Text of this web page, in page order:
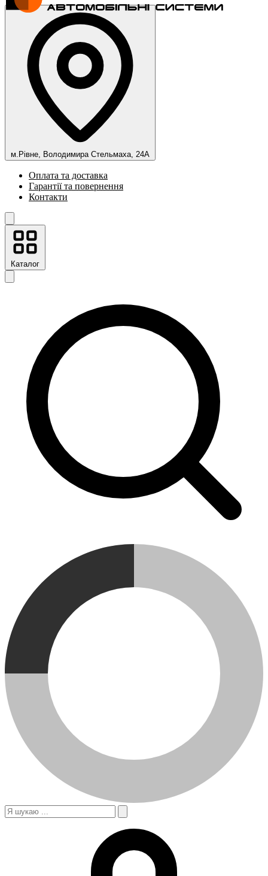
м.Рівне, Володимира Стельмаха, 24А
Оплата та доставка
Гарантії та повернення
Контакти
Каталог